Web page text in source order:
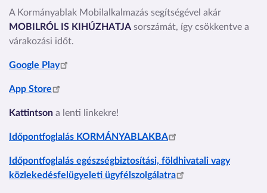
A Kormányablak Mobilalkalmazás segítségével akár
MOBILRÓL IS KIHÚZHATJA sorszámát, így csökkentve a
várakozási időt.
Google Play
App Store
Kattintson a lenti linkekre!
Időpontfoglalás KORMÁNYABLAKBA
Időpontfoglalás egészségbiztosítási, földhivatali vagy
közlekedésfelügyeleti ügyfélszolgálatra